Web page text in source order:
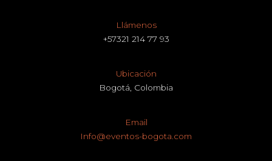
Llámenos
+57321 214 77 93
Ubicación
Bogotá, Colombia
Email
Info@eventos-bogota.com